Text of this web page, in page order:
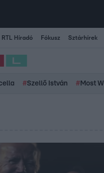
RTL Híradó Fókusz Sztárhírek
#Szellő István # Most